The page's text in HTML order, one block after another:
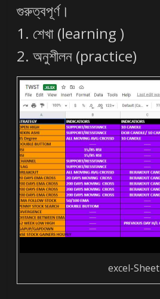
গুরুত্বপূর্ণ।
1. শেখা (learning )
2. অনুশীলন (practice)
excel-Sheet